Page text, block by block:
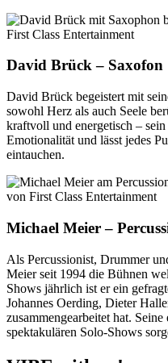
David Brück – Saxofon
David Brück begeistert mit
sowohl Herz als auch Seele
kraftvoll und energetisch –
Emotionalität und lässt jedes
eintauchen.
Michael Meier –
Als Percussionist, Drummer
Meier seit 1994 die Bühnen
Shows jährlich ist er ein
Johannes Oerding, Dieter
zusammengearbeitet hat.
spektakulären Solo-Shows